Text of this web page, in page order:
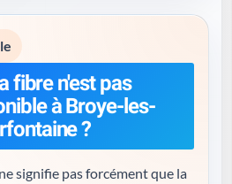
fibre n'est pas
à Broye-les-
?
signifie pas forcément que la